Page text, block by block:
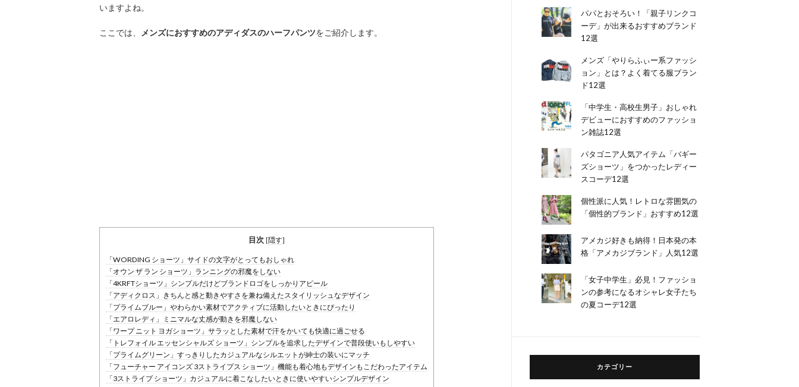
いますよね。
ここでは、 メンズにおすすめのアディダスのハーフパンツをご紹介します。
目次 [隠す]
「WORDING ショーツ」サイドの文字がとってもおしゃれ
「オウン ザ ラン ショーツ」ランニングの邪魔をしない
「4KRFTショーツ」シンプルだけどブランドロゴをしっかりアピール
「アディクロス」きちんと感と動きやすさを兼ね備えたスタイリッシュなデザイン
「プライムブルー」やわらかい素材でアクティブに活動したいときにぴったり
「エアロレディ」ミニマルな丈感が動きを邪魔しない
「ワープ ニット ヨガショーツ」サラッとした素材で汗をかいても快適に過ごせる
「トレフォイル エッセンシャルズ ショーツ」シンプルを追求したデザインで普段使いもしやすい
「プライムグリーン」すっきりしたカジュアルなシルエットが紳士の装いにマッチ
「フューチャー アイコンズ 3ストライプス ショーツ」機能も着心地もデザインもこだわったアイテム
「3ストライプ ショーツ」カジュアルに着こなしたいときに使いやすいシンプルデザイン
パパとおそろい！「親子リンクコ
ーデ」が出来るおすすめブランド
12選
メンズ「やりらふぃー系ファッシ
ョン」とは？よく着てる服ブラン
ド12選
「中学生・高校生男子」おしゃれ
デビューにおすすめのファッショ
ン雑誌12選
パタゴニア人気アイテム「バギー
ズショーツ」をつかったレディー
スコーデ12選
個性派に人気！レトロな雰囲気の
「個性的ブランド」おすすめ12選
アメカジ好きも納得！日本発の本
格「アメカジブランド」人気12選
「女子中学生」必見！ファッショ
ンの参考になるオシャレ女子たち
の夏コーデ12選
カテゴリー